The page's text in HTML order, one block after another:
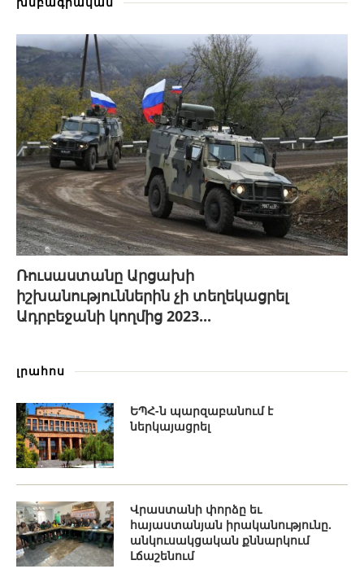
Ռուսաստանը Արցախի
իշխանություններին չի տեղեկացրել
Ադրբեջանի կողմից 2023...
լրահոս
ԵՊՀ-ն պարզաբանում է
ներկայացրել
Վրաստանի փորձը եւ
հայաստանյան իրականությունը.
անկուսակցական քննարկում
Լճաշենում